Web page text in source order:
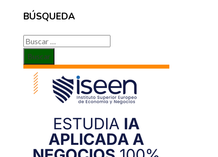
BÚSQUEDA
Buscar: